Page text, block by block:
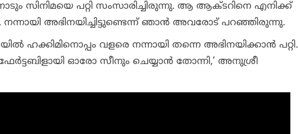
സിനിമയെ പറ്റി സംസാരിച്ചിരുന്നു. ആ ആക്ടറിനെ എനിക്ക്
നന്നായി അഭിനയിച്ചിട്ടുണ്ടെന്ന് ഞാന്‍ അവരോട് പറഞ്ഞിരുന്നു.
ഹക്കിമിനൊപ്പം വളരെ നന്നായി തന്നെ അഭിനയിക്കാന്‍ പറ്റി.
ഓരോ സീനും ചെയ്യാന്‍ തോന്നി,’ അനുശ്രീ